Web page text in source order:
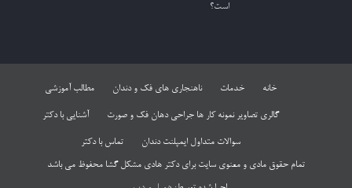
است؟
خانه خدمات ناهنجاری های فک و دندان مطالب آموزشی
گالری تصاویر نمونه کار ها جراحی دهان فک و صورت آشنایی با دکتر
سوالات متداول ایمپلنت دندان تماس با دکتر
تمام حقوق مادی و معنوی سایت برای دکتر هادی مشکل گشا محفوظ می باشد